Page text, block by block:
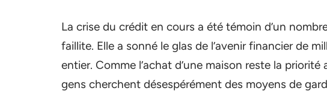
La crise du crédit en cours a été témoin d’un
faillite. Elle a sonné le glas de l’avenir financier de
entier. Comme l’achat d’une maison reste la
gens cherchent désespérément des moyens de